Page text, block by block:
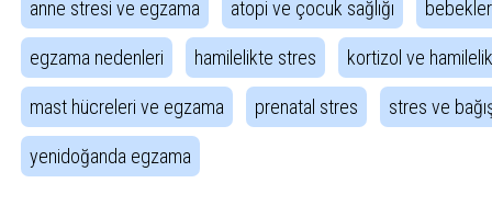
anne stresi ve egzama atopi ve çocuk sağlığı
egzama nedenleri hamilelikte stres kortizol ve hamilelik
mast hücreleri ve egzama prenatal stres stres ve
yenidoğanda egzama